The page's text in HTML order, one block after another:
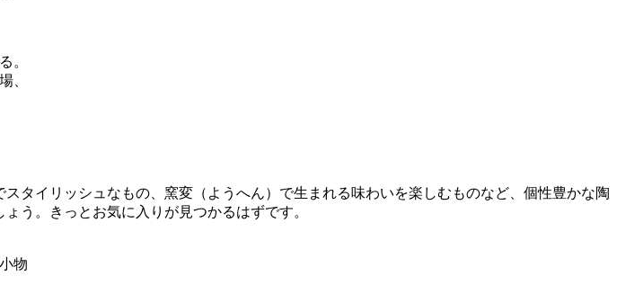
。
、
タイリッシュなもの、窯変（ようへん）で生まれる味わいを楽しむものなど、個性豊かな陶
う。きっとお気に入りが見つかるはずです。
物